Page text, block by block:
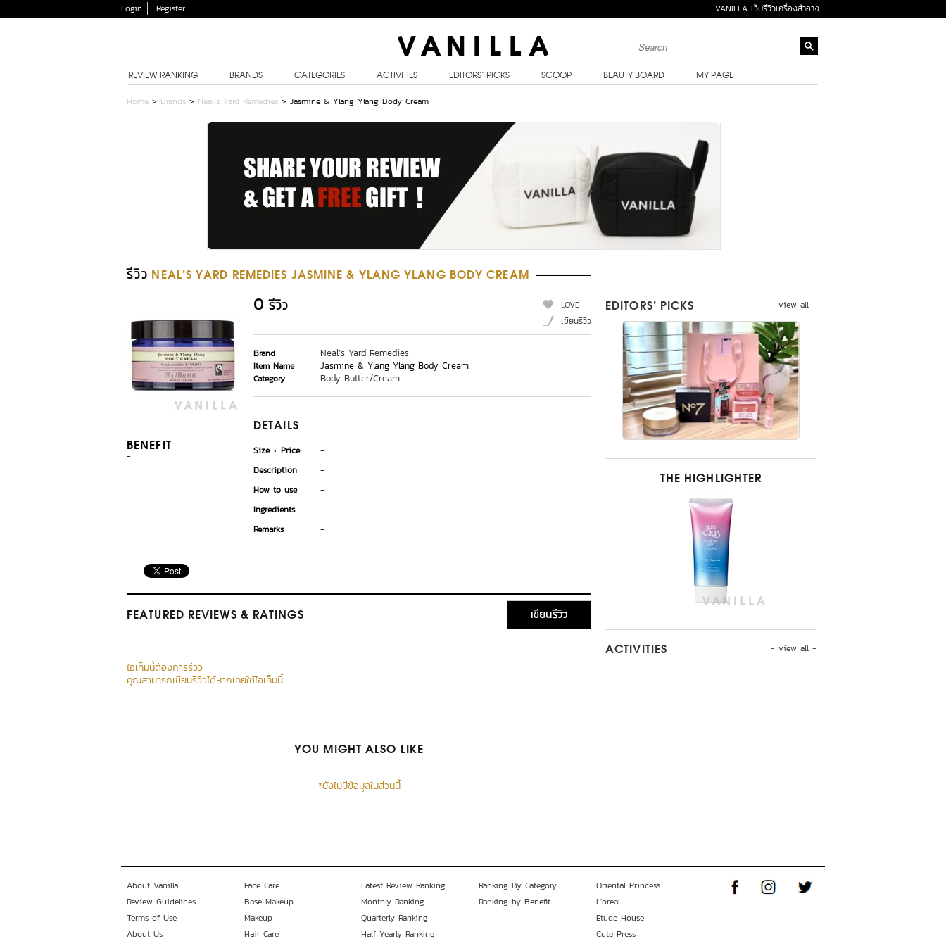
Login Register VANILLA เว็บรีวิวเครื่องสำอาง
REVIEW RANKING BRANDS CATEGORIES ACTIVITIES EDITORS’ PICKS SCOOP BEAUTY BOARD MY PAGE
Home > Brands > Neal’s Yard Remedies > Jasmine & Ylang Ylang Body Cream
รีวิว NEAL’S YARD REMEDIES JASMINE & YLANG YLANG BODY CREAM
BENEFIT
-
0 รีวิว
LOVE
เขียนรีวิว
Brand Neal’s Yard Remedies
Item Name Jasmine & Ylang Ylang Body Cream
Category Body Butter/Cream
DETAILS
Size Price
-
Description
-
How to use
-
Ingredients
-
Remarks
-
FEATURED REVIEWS & RATINGS เขียนรีวิว
ไอเท็มนี้ต้องการรีวิว
คุณสามารถเขียนรีวิวได้หากเคยใช้ไอเท็มนี้
YOU MIGHT ALSO LIKE
*ยังไม่มีข้อมูลในส่วนนี้
- view all -
EDITORS’ PICKS
THE HIGHLIGHTER
- view all -
ACTIVITIES
About Vanilla
Review Guidelines
Terms of Use
About Us
Face Care
Base Makeup
Makeup
Hair Care
Latest Review Ranking
Monthly Ranking
Quarterly Ranking
Half Yearly Ranking
Ranking By Category
Ranking by Benefit
Oriental Princess
L'oreal
Etude House
Cute Press